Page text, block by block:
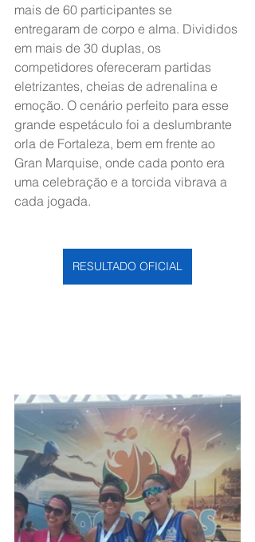
mais de 60 participantes se
entregaram de corpo e alma. Divididos
em mais de 30 duplas, os
competidores ofereceram partidas
eletrizantes, cheias de adrenalina e
emoção. O cenário perfeito para esse
grande espetáculo foi a deslumbrante
orla de Fortaleza, bem em frente ao
Gran Marquise, onde cada ponto era
uma celebração e a torcida vibrava a
cada jogada.
RESULTADO OFICIAL